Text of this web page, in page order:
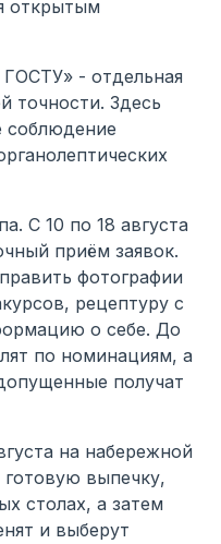
открытым
- отдельная
точности. Здесь
соблюдение
С 10 по 18 августа
приём заявок.
фотографии
рецептуру с
о себе. До
по номинациям, а
получат
на набережной
готовую выпечку,
столах, а затем
и выберут